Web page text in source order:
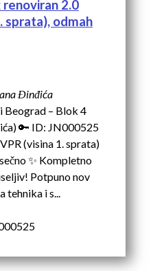
renoviran 2.0
sprata), odmah
Đinđića
Beograd – Blok 4
🔑 ID: JN000525
(visina 1. sprata)
✨ Kompletno
Potpuno nov
tehnika i s...